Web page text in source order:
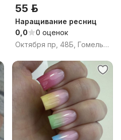
55 р.
Наращивание ресниц
0,0
0 оценок
Октября пр, 48Б, Гомель, Гомельская область